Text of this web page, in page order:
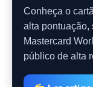
Conheça o
alta pontuação,
Mastercard
público de alta